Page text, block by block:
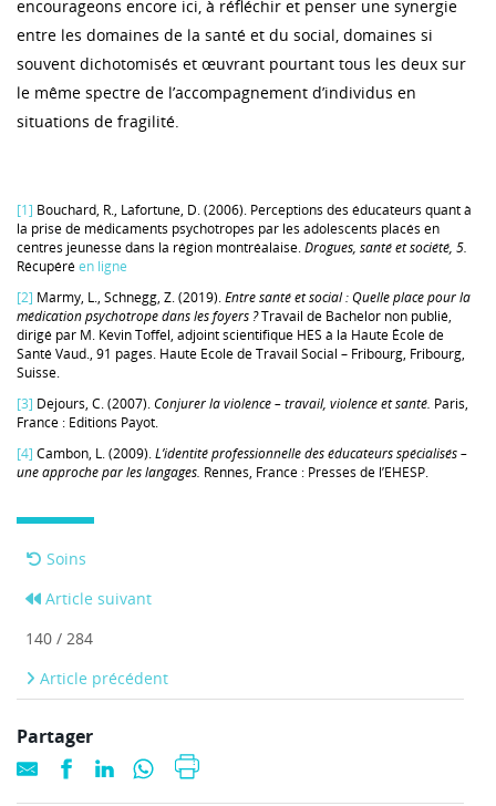
encourageons encore ici, à réfléchir et penser une synergie
entre les domaines de la santé et du social, domaines si
souvent dichotomisés et œuvrant pourtant tous les deux sur
le même spectre de l’accompagnement d’individus en
situations de fragilité.
[1] Bouchard, R., Lafortune, D. (2006). Perceptions des éducateurs quant à
la prise de médicaments psychotropes par les adolescents placés en
centres jeunesse dans la région montréalaise.Drogues, santé et société, 5.
Récupéréen ligne
[2] Marmy, L., Schnegg, Z. (2019).Entre santé et social : Quelle place pour la
médication psychotrope dans les foyers ?Travail de Bachelor non publié,
dirigé par M. Kevin Toffel, adjoint scientifique HES à la Haute École de
Santé Vaud., 91 pages. Haute Ecole de Travail Social – Fribourg, Fribourg,
Suisse.
[3] Dejours, C. (2007).Conjurer la violence – travail, violence et santé. Paris,
France : Editions Payot.
[4] Cambon, L. (2009).L’identité professionnelle des éducateurs spécialisés –
une approche par les langages. Rennes, France : Presses de l’EHESP.
Soins
Article suivant
140 / 284
Article précédent
Partager